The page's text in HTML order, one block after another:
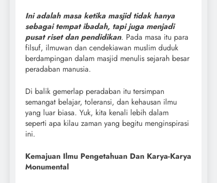
Ini adalah masa ketika masjid tidak hanya
sebagai tempat ibadah, tapi juga menjadi
pusat riset dan pendidikan. Pada masa itu para
filsuf, ilmuwan dan cendekiawan muslim duduk
berdampingan dalam masjid menulis sejarah besar
peradaban manusia.
Di balik gemerlap peradaban itu tersimpan
semangat belajar, toleransi, dan kehausan ilmu
yang luar biasa. Yuk, kita kenali lebih dalam
seperti apa kilau zaman yang begitu menginspirasi
ini.
Kemajuan Ilmu Pengetahuan Dan Karya-Karya
Monumental